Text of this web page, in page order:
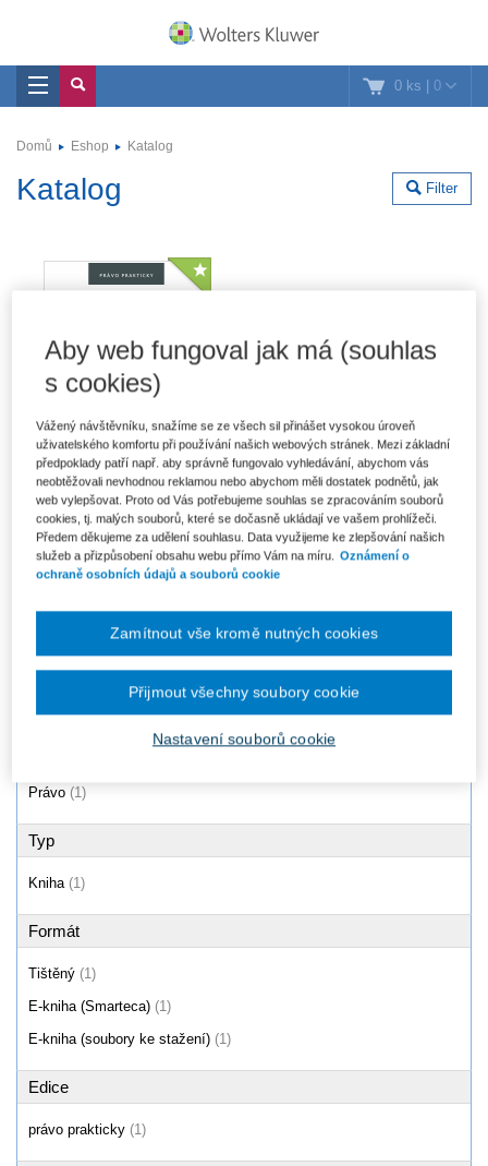
0 ks | 0
Domů Eshop Katalog
Filter
Katalog
Poskytování zdravotních služeb
dětskému pacientovi
Od 246 Kč
Právo (1)
Typ
Kniha (1)
Formát
Tištěný (1)
E-kniha (Smarteca) (1)
E-kniha (soubory ke stažení) (1)
Edice
právo prakticky (1)
Aby web fungoval jak má (souhlas
s cookies)
Vážený návštěvníku, snažíme se ze všech sil přinášet vysokou úroveň
uživatelského komfortu při používání našich webových stránek. Mezi základní
předpoklady patří např. aby správně fungovalo vyhledávání, abychom vás
neobtěžovali nevhodnou reklamou nebo abychom měli dostatek podnětů, jak
web vylepšovat. Proto od Vás potřebujeme souhlas se zpracováním souborů
cookies, tj. malých souborů, které se dočasně ukládají ve vašem prohlížeči.
Předem děkujeme za udělení souhlasu. Data využijeme ke zlepšování našich
služeb a přizpůsobení obsahu webu přímo Vám na míru. Oznámení o
ochraně osobních údajů a souborů cookie
Nastavení souborů cookie
Zamítnout vše kromě nutných cookies
Přijmout všechny soubory cookie